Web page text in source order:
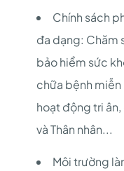
Chính sách
đa dạng: Chăm
bảo hiểm sức
chữa bệnh
hoạt động tri
và Thân nhân...
Môi trường